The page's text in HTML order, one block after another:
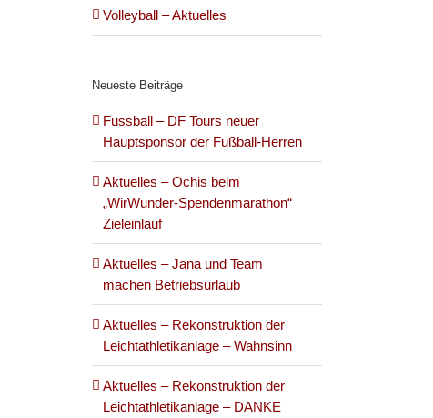
Volleyball – Aktuelles
Neueste Beiträge
Fussball – DF Tours neuer
Hauptsponsor der Fußball-Herren
Aktuelles – Ochis beim
„WirWunder-Spendenmarathon“
Zieleinlauf
Aktuelles – Jana und Team
machen Betriebsurlaub
Aktuelles – Rekonstruktion der
Leichtathletikanlage – Wahnsinn
Aktuelles – Rekonstruktion der
Leichtathletikanlage – DANKE